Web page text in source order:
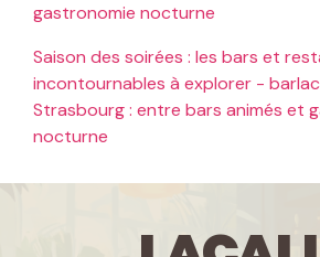
gastronomie nocturne
Saison des soirées : les bars et
incontournables à explorer -
Strasbourg : entre bars animés et
nocturne